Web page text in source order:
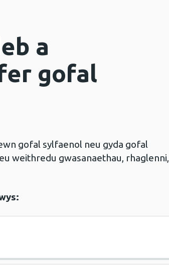
a
gofal
gofal sylfaenol neu gyda gofal
weithredu gwasanaethau, rhaglenni,